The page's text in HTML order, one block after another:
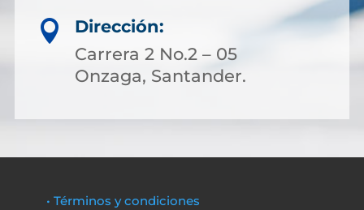

Dirección:
Carrera 2 No.2 – 05
Onzaga, Santander.
• Términos y condiciones